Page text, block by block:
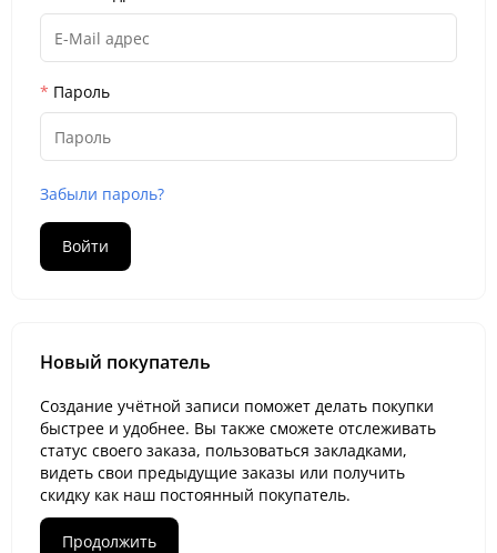
Пароль
Забыли пароль?
Новый покупатель
Создание учётной записи поможет делать покупки
быстрее и удобнее. Вы также сможете отслеживать
статус своего заказа, пользоваться закладками,
видеть свои предыдущие заказы или получить
скидку как наш постоянный покупатель.
Продолжить